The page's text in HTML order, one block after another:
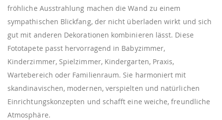
fröhliche Ausstrahlung machen die Wand zu einem
sympathischen Blickfang, der nicht überladen wirkt und sich
gut mit anderen Dekorationen kombinieren lässt. Diese
Fototapete passt hervorragend in Babyzimmer,
Kinderzimmer, Spielzimmer, Kindergarten, Praxis,
Wartebereich oder Familienraum. Sie harmoniert mit
skandinavischen, modernen, verspielten und natürlichen
Einrichtungskonzepten und schafft eine weiche, freundliche
Atmosphäre.